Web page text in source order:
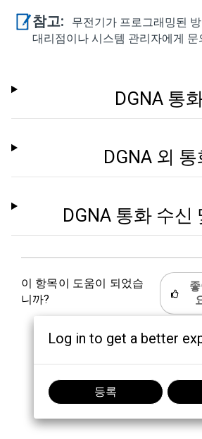
참고:
무전기가 프로그래밍된
대리점이나 시스템 관리자에게 문
DGNA 통
DGNA 외
DGNA 통화 수신
이 항목이 도움이 되었습
니까?
Log in to get a better
등록